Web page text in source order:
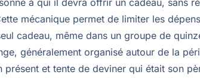
mécanique permet de limiter les
cadeau, même dans un groupe de
généralement organisé autour de la
présent et tente de deviner qui était son